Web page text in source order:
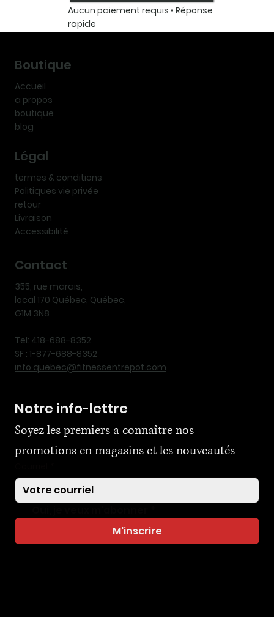
Aucun paiement requis • Réponse
rapide
Boutique
Accueil
a propos
boutique
blog
Légal
termes & conditions
Politiques vie privée
retour
Livraison
Accessibilité
Contact
355, rue marais,
local 170 Québec, Québec,
G1M 3N8
Tel: 418-688-8352
SF : 1-877-688-8352
info.quebec@fitnessentrepot.com
Notre info-lettre
Soyez les premiers a connaître nos
promotions en magasins et les nouveautés
M'inscrire